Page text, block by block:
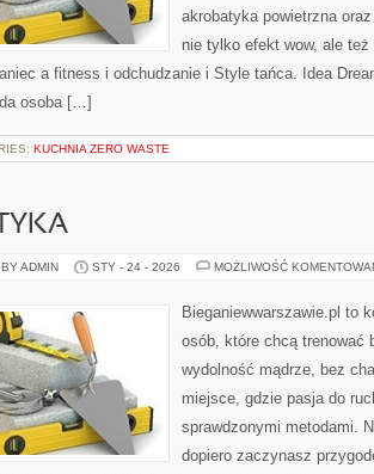
akrobatyka powietrzna
nie tylko efekt wow, ale
a fitness i odchudzanie i Style tańca. Idea
osoba […]
KUCHNIA ZERO WASTE
ADMIN STY - 24 - 2026 MOŻLIWOŚĆ
Bieganiewwarszawie.pl to
osób, które chcą trenować
wydolność mądrze, bez
miejsce, gdzie pasja do
sprawdzonymi metodami.
dopiero zaczynasz